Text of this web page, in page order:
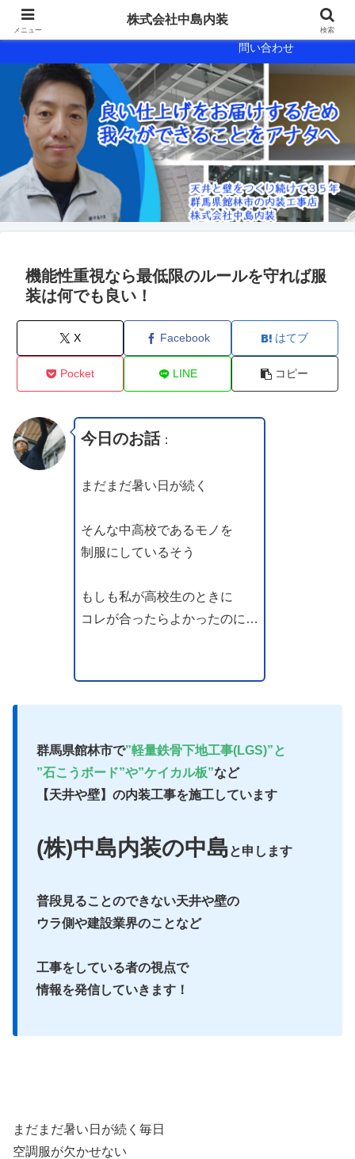
問い合わせ
機能性重視なら最低限のルールを守れば服
装は何でも良い！
X Facebook はてブ
Pocket LINE コピー
今日のお話：
まだまだ暑い日が続く
そんな中高校であるモノを
制服にしているそう
もしも私が高校生のときに
コレが合ったらよかったのに…
群馬県館林市で”軽量鉄骨下地工事(LGS)”と
”石こうボード”や”ケイカル板”など
【天井や壁】の内装工事を施工しています
(株)中島内装の中島 と申します
普段見ることのできない天井や壁の
ウラ側や建設業界のことなど
工事をしている者の視点で
情報を発信していきます！
まだまだ暑い日が続く毎日
空調服が欠かせない
メニュー
株式会社中島内装
検索